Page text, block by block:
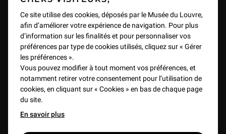
Ce site utilise des cookies, déposés par le Musée du Louvre,
afin d’améliorer votre expérience de navigation. Pour plus
d’information sur les finalités et pour personnaliser vos
préférences par type de cookies utilisés, cliquez sur « Gérer
les préférences ».
Vous pouvez modifier à tout moment vos préférences, et
notamment retirer votre consentement pour l’utilisation de
cookies, en cliquant sur « Cookies » en bas de chaque page
du site.
En savoir plus
Les costumes de cérémonie de Napoléon Ier
expliqués à partir du patron d'habit de 1806
VIDEO 1 h 00 min